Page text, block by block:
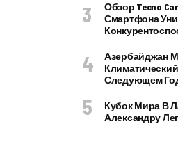
Обзор Tecno
Смартфона
Азербайджан
Следующем
Кубок Мира В
Александру